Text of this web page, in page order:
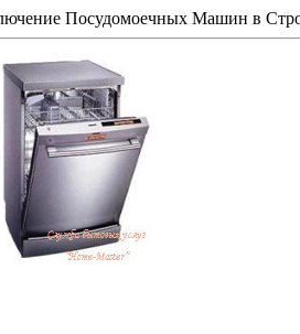
Посудомоечных Машин в